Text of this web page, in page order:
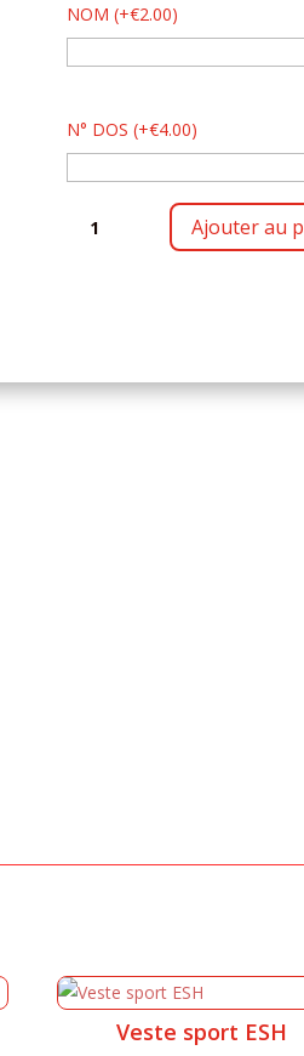
NOM(+€2.00)
N° DOS(+€4.00)
Ajouter au
Veste sport ESH